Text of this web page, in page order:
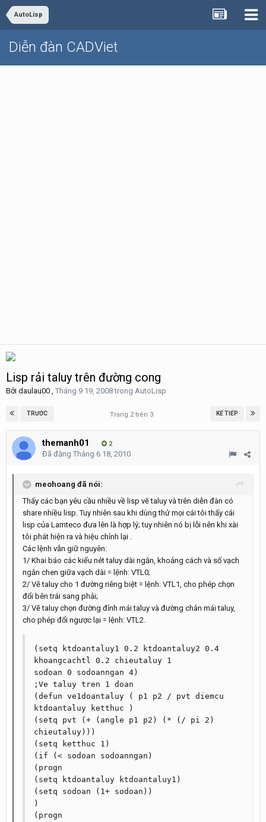
AutoLisp
Diễn đàn CADViet
Lisp rải taluy trên đường cong
Bởi daulau00 , Tháng 9 19, 2008trong AutoLisp
TRƯỚC KẾ TIẾP
Trang 2 trên 3
themanh01 2
Đã đăng Tháng 6 18, 2010
meohoang đã nói:
Thấy các bạn yêu cầu nhiều về lisp vẽ taluy và trên diễn đàn có
share nhiều lisp. Tuy nhiên sau khi dùng thử mọi cái tôi thấy cái
lisp của Lamteco đưa lên là hợp lý; tuy nhiên nó bị lỗi nên khi xài
tôi phát hiện ra và hiệu chỉnh lại .
Các lệnh vẫn giữ nguyên:
1/ Khai báo các kiểu nét taluy dài ngắn, khoảng cách và số vạch
ngắn chen giữa vạch dài = lệnh: VTL0;
2/ Vẽ taluy cho 1 đường riêng biệt = lệnh: VTL1, cho phép chọn
đổi bên trái sang phải;
3/ Vẽ taluy chọn đường đỉnh mái taluy và đường chân mái taluy,
cho phép đổi ngược lại = lệnh: VTL2.
(setq ktdoantaluy1 0.2 ktdoantaluy2 0.4
khoangcachtl 0.2 chieutaluy 1
sodoan 0 sodoanngan 4)
;Ve taluy tren 1 doan
(defun ve1doantaluy ( p1 p2 / pvt diemcu
ktdoantaluy ketthuc )
(setq pvt (+ (angle p1 p2) (* (/ pi 2)
chieutaluy)))
(setq ketthuc 1)
(if (< sodoan sodoanngan)
(progn
(setq ktdoantaluy ktdoantaluy1)
(setq sodoan (1+ sodoan))
)
(progn